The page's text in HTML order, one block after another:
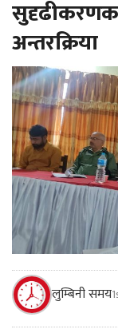
अन्तरक्रिया
लुम्बिनी समय